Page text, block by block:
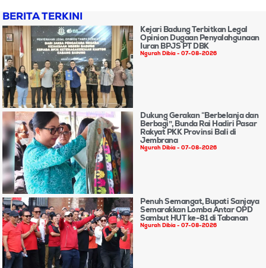
BERITA TERKINI
Kejari Badung Terbitkan Legal
Opinion Dugaan Penyalahgunaan
Iuran BPJS PT DBK
Ngurah Dibia 07-08-2026
Dukung Gerakan “Berbelanja dan
Berbagi”, Bunda Rai Hadiri Pasar
Rakyat PKK Provinsi Bali di
Jembrana
Ngurah Dibia 07-08-2026
Penuh Semangat, Bupati Sanjaya
Semarakkan Lomba Antar OPD
Sambut HUT ke-81 di Tabanan
Ngurah Dibia 07-08-2026